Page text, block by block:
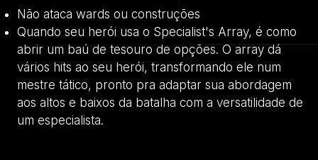
Não ataca wards ou construções
Quando seu herói usa o Specialist's Array, é como
abrir um baú de tesouro de opções. O array dá
vários hits ao seu herói, transformando ele num
mestre tático, pronto pra adaptar sua abordagem
aos altos e baixos da batalha com a versatilidade de
um especialista.